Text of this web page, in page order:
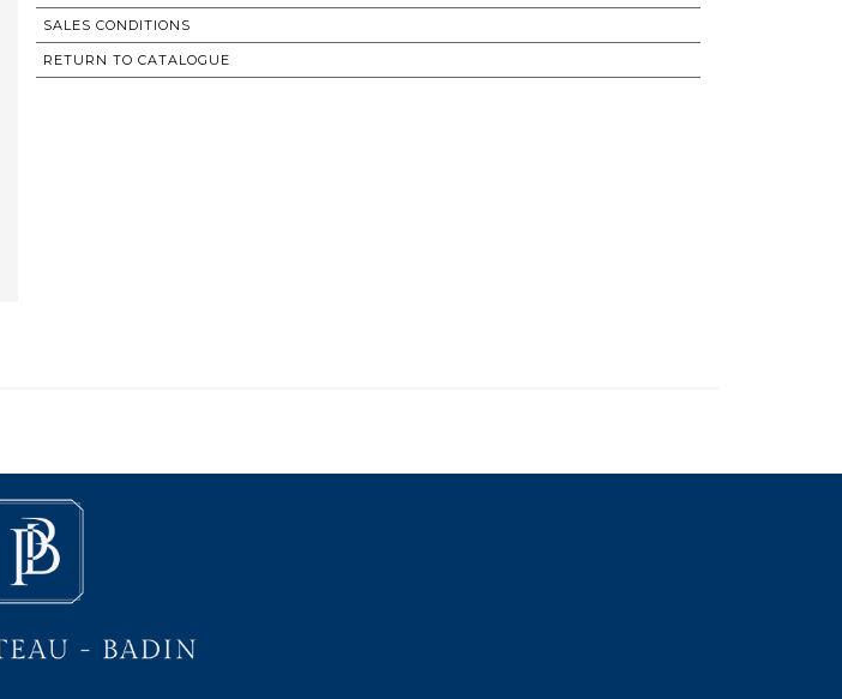
SALES CONDITIONS
RETURN TO CATALOGUE